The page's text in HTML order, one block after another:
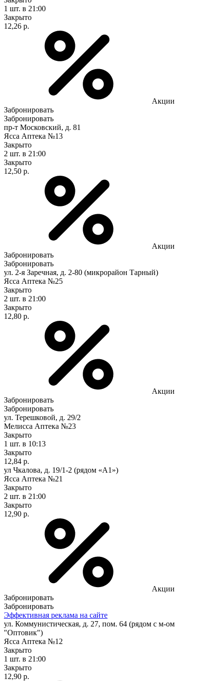
1 шт. в 21:00
Закрыто
12,26 р.
Акции
Забронировать
Забронировать
пр-т Московский, д. 81
Ясса Аптека №13
Закрыто
2 шт. в 21:00
Закрыто
12,50 р.
Акции
Забронировать
Забронировать
ул. 2-я Заречная, д. 2-80 (микрорайон Тарный)
Ясса Аптека №25
Закрыто
2 шт. в 21:00
Закрыто
12,80 р.
Акции
Забронировать
Забронировать
ул. Терешковой, д. 29/2
Мелисса Аптека №23
Закрыто
1 шт. в 10:13
Закрыто
12,84 р.
ул Чкалова, д. 19/1-2 (рядом «А1»)
Ясса Аптека №21
Закрыто
2 шт. в 21:00
Закрыто
12,90 р.
Акции
Забронировать
Забронировать
Эффективная реклама на сайте
ул. Коммунистическая, д. 27, пом. 64 (рядом с м-ом
"Оптовик")
Ясса Аптека №12
Закрыто
1 шт. в 21:00
Закрыто
12,90 р.